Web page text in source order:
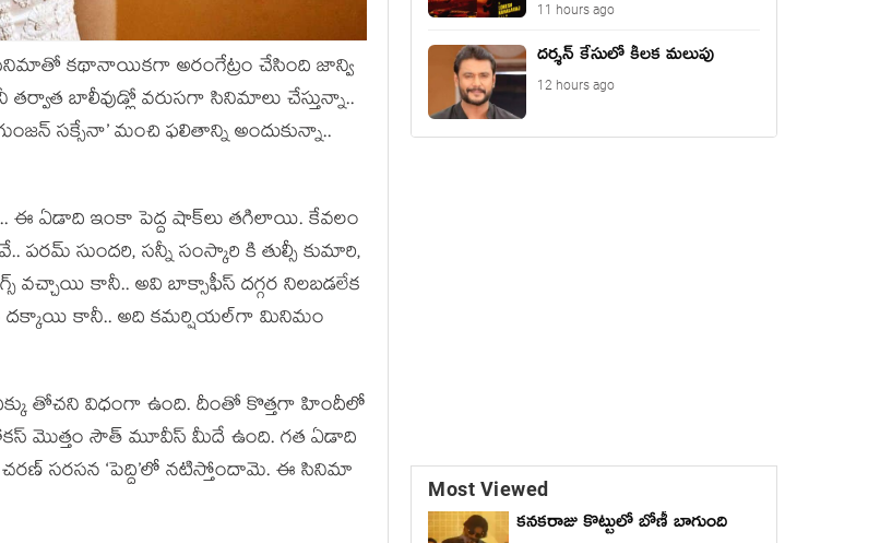
సినిమాతో కథానాయికగా అరంగేట్రం చేసింది జాన్వి
బాలీవుడ్లో వరుసగా సినిమాలు చేస్తున్నా..
సక్సేనా’ మంచి ఫలితాన్ని అందుకున్నా..
ఈ ఏడాది ఇంకా పెద్ద షాక్‌లు తగిలాయి. కేవలం
సుందరి, సన్నీ సంస్కారి కి తుల్సీ కుమారి,
వచ్చాయి కానీ.. అవి బాక్సాఫీస్ దగ్గర నిలబడలేక
దక్కాయి కానీ.. అది కమర్షియల్‌గా మినిమం
దిక్కు తోచని విధంగా ఉంది. దీంతో కొత్తగా హిందీలో
మొత్తం సౌత్ మూవీస్ మీదే ఉంది. గత ఏడాది
చరణ్ సరసన ‘పెద్ది’లో నటిస్తోందామె. ఈ సినిమా
11 hours ago
దర్శన్ కేసులో కీలక మలుపు
12 hours ago
Most Viewed
కనకరాజు కొట్టులో బోణీ బాగుంది